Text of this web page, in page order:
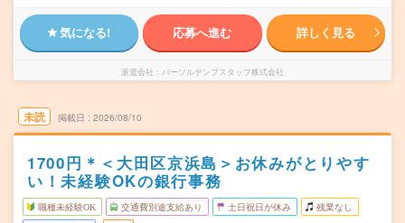
気になる! 応募へ進む 詳しく見る
派遣会社 パーソルテンプスタッフ株式会社
未読 掲載日 2026/08/10
1700円＊＜大田区京浜島＞お休みがとりやす
い！未経験OKの銀行事務
職種未経験OK 交通費別途支給あり 土日祝日が休み 残業なし